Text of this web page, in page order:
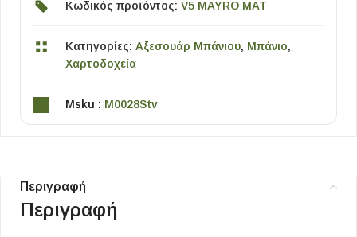
Κωδικός προϊόντος: V5 MAYRO MAT
Κατηγορίες: Αξεσουάρ Μπάνιου, Μπάνιο,
Χαρτοδοχεία
Msku : M0028Stv
Περιγραφή
Περιγραφή